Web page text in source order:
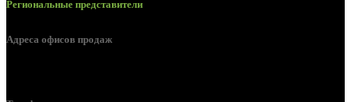
Региональные представители
Адреса офисов продаж